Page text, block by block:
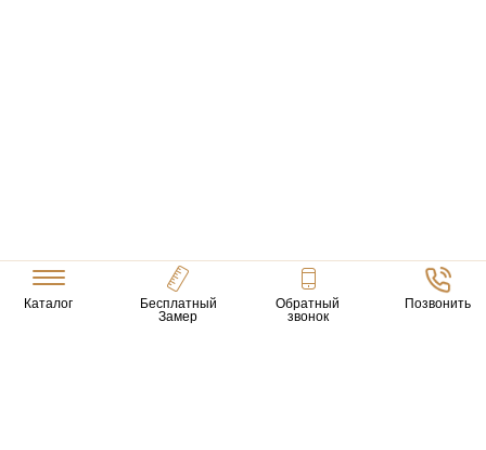
Каталог
Бесплатный
Замер
Обратный
звонок
Позвонить